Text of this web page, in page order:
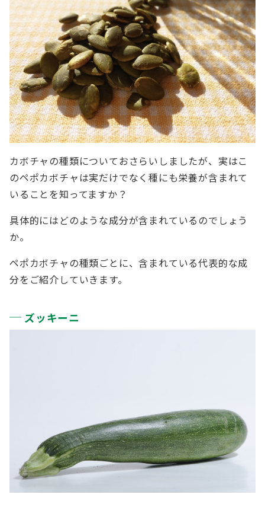
カボチャの種類についておさらいしましたが、実はこ
のペポカボチャは実だけでなく種にも栄養が含まれて
いることを知ってますか？
具体的にはどのような成分が含まれているのでしょう
か。
ペポカボチャの種類ごとに、含まれている代表的な成
分をご紹介していきます。
ズッキーニ